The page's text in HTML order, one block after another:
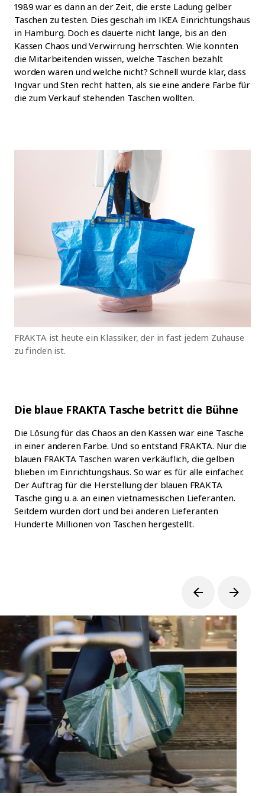
1989 war es dann an der Zeit, die erste Ladung gelber
Taschen zu testen. Dies geschah im IKEA Einrichtungshaus
in Hamburg. Doch es dauerte nicht lange, bis an den
Kassen Chaos und Verwirrung herrschten. Wie konnten
die Mitarbeitenden wissen, welche Taschen bezahlt
worden waren und welche nicht? Schnell wurde klar, dass
Ingvar und Sten recht hatten, als sie eine andere Farbe für
die zum Verkauf stehenden Taschen wollten.
FRAKTA ist heute ein Klassiker, der in fast jedem Zuhause
zu finden ist.
Die blaue FRAKTA Tasche betritt die Bühne
Die Lösung für das Chaos an den Kassen war eine Tasche
in einer anderen Farbe. Und so entstand FRAKTA. Nur die
blauen FRAKTA Taschen waren verkäuflich, die gelben
blieben im Einrichtungshaus. So war es für alle einfacher.
Der Auftrag für die Herstellung der blauen FRAKTA
Tasche ging u. a. an einen vietnamesischen Lieferanten.
Seitdem wurden dort und bei anderen Lieferanten
Hunderte Millionen von Taschen hergestellt.